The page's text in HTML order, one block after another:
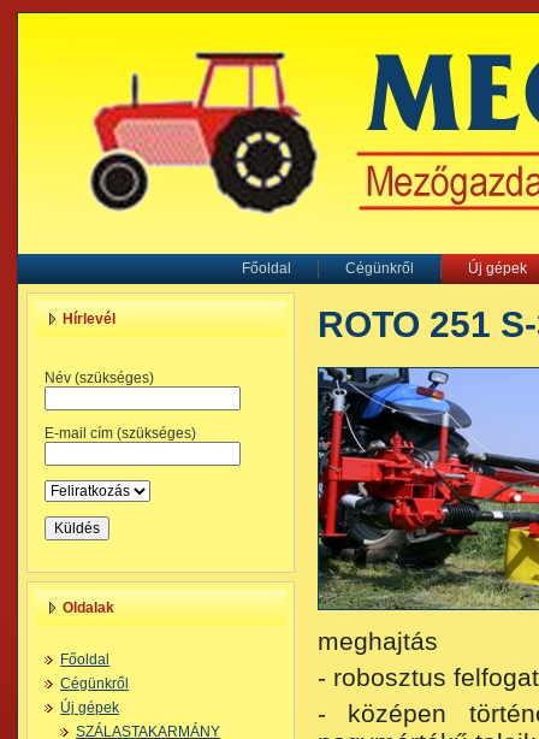
Főoldal Cégünkről Új gépek
Hírlevél
Név (szükséges)
E-mail cím (szükséges)
Oldalak
Főoldal
Cégünkről
Új gépek
SZÁLASTAKARMÁNY
ROTO 251
meghajtás
- robosztus
- középen